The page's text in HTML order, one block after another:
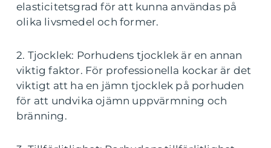
elasticitetsgrad för att kunna användas på
olika livsmedel och former.
2. Tjocklek: Porhudens tjocklek är en annan
viktig faktor. För professionella kockar är det
viktigt att ha en jämn tjocklek på porhuden
för att undvika ojämn uppvärmning och
bränning.